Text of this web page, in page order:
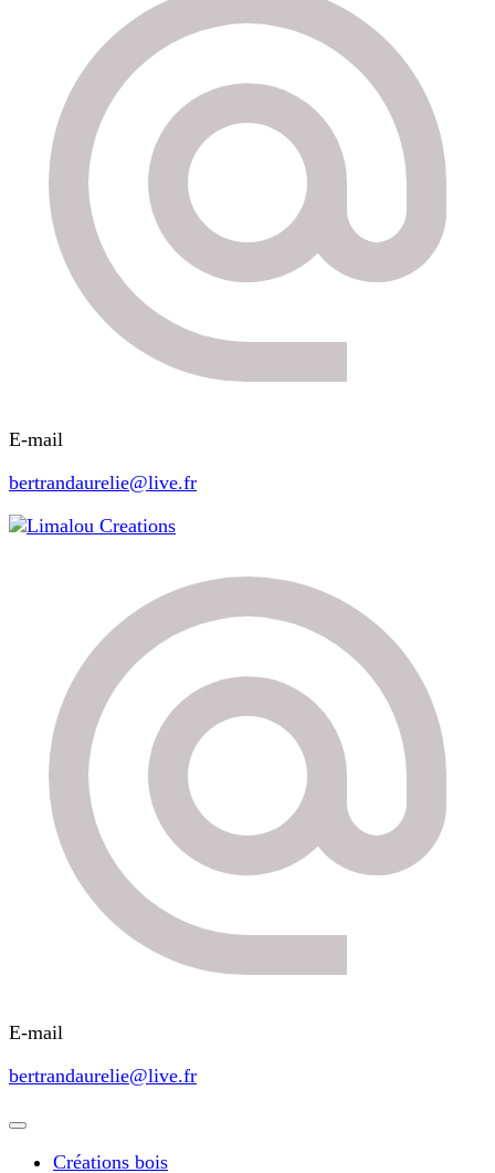
E-mail
bertrandaurelie@live.fr
Limalou Creations
E-mail
bertrandaurelie@live.fr
Créations bois